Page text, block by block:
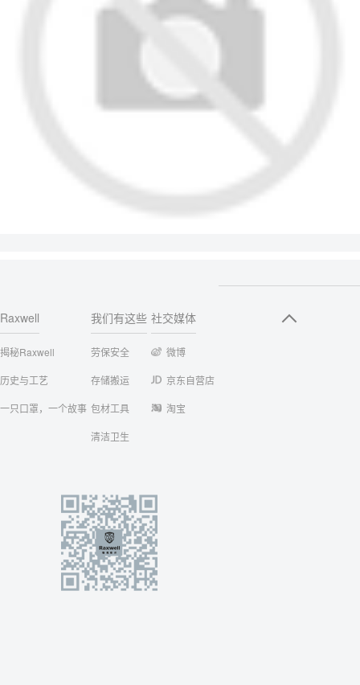
Raxwell
揭秘Raxwell
历史与工艺
一只口罩，一个故事
我们有这些
劳保安全
存储搬运
包材工具
清洁卫生
社交媒体
微博
京东自营店
淘宝